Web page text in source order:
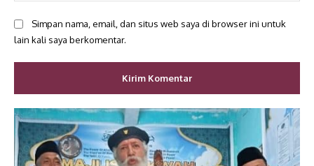
Simpan nama, email, dan situs web saya di browser ini untuk
lain kali saya berkomentar.